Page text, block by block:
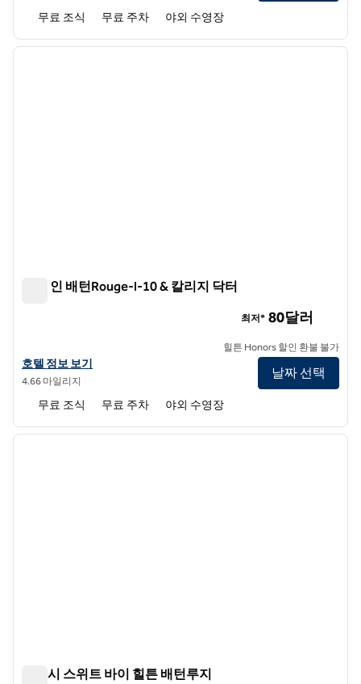
무료 조식 무료 주차 야외 수영장
1/12
다음
햄튼 인 배턴Rouge-I-10 & 칼리지 닥터
햄튼 인 배턴Rouge-I-10 & 칼리지 닥터의 호텔 세부 정보를 확인하십
호텔 정보 보기
4.66 마일리지
최저* 80달러
힐튼 Honors 할인 환불 불가
날짜 선택
무료 조식 무료 주차 야외 수영장
1/12
다음
엠버시 스위트 바이 힐튼 배턴루지